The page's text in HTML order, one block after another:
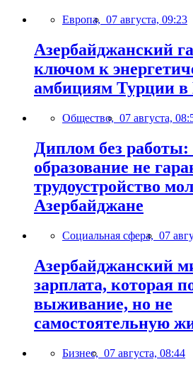
Европа, 07 августа, 09:23
Азербайджанский
ключом к
амбициям Турции в
Общество, 07 августа,
Диплом без работы:
образование не
трудоустройство
Азербайджане
Социальная сфера, 07
Азербайджанский
зарплата, которая
выживание, но не
самостоятельную
Бизнес, 07 августа, 08:44